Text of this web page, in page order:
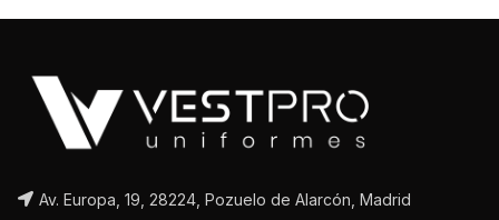
Av. Europa, 19, 28224, Pozuelo de Alarcón, Madrid